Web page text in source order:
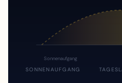
Sonnenaufgang
SONNENAUFGANG